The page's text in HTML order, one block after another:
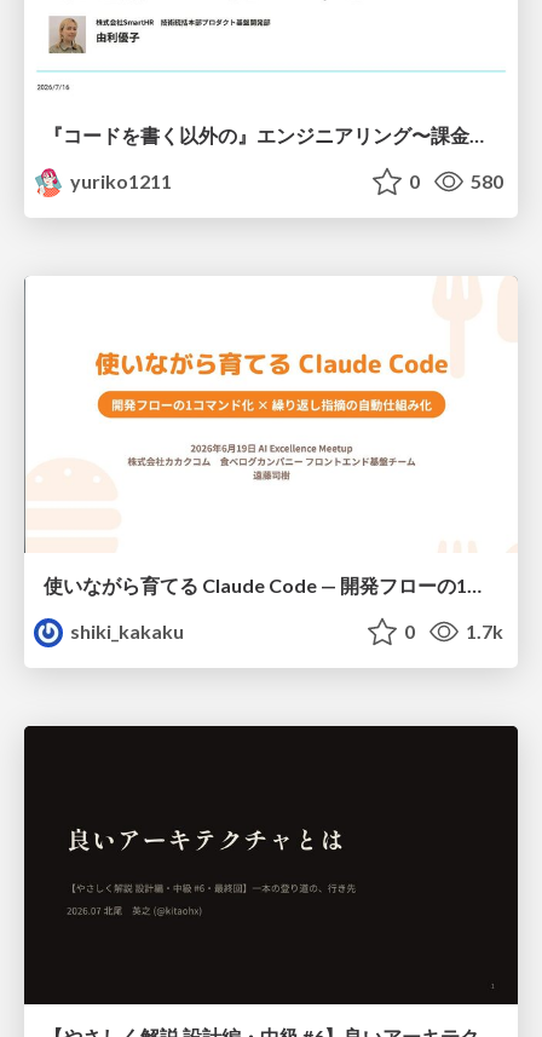
yuriko1211
0 580
使いながら育てる Claude Code — 開発フローの1コマンド化 × 繰り返し指摘の自動仕組み化
shiki_kakaku
0 1.7k